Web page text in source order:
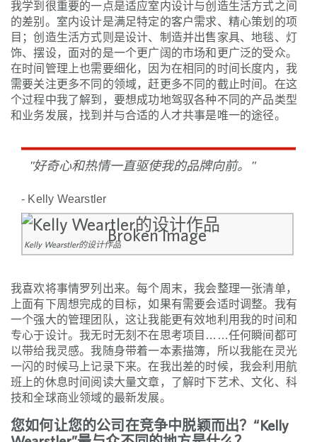
我学到很重要的一点是适应室内设计与创造生活方式之间
的差别。室内设计是满足特定的客户需求、精心策划的项
目；创造生活方式则是设计、制造并出售家具、地毯、灯
饰、摆设，面对的是一个更广阔的市场和更广泛的受众。
在时间管理上也需要细化，因为在相同的时间长度内，我
需要关注更多不同的领域，赶更多不同的截止时间。在这
个过程中我了解到，要想成功地驾驭各种不同的产品类型
和业务发展，找到并与合适的人才共事是唯一的途径。
"好奇心和热情一直驱使我的品牌向前。"
- Kelly Wearstler
Kelly Wearstler的设计作品
我喜欢将事情罗列出来。每个周末，我会整理一张清单，
上面有下周想完成的目标，如果有需要会适时调整。我有
一个强大的管理团队，这让我能更有效地利用我的时间和
专心于设计。我无时无刻不在思考项目……任何瞬间都可
以带给我灵感。我随身带着一本素描簿，所以我能在灵光
一闪的时候马上记录下来。在我出差的时候，我会利用航
班上的休息时间阅读大量文章，了解时下艺术、文化、科
技和全球商业领域的最新发展。
您如何让您的公司在竞争中脱颖而出？“Kelly